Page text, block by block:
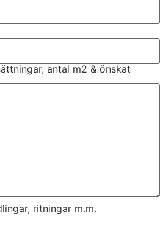
antal m2 & önskat
ritningar m.m.